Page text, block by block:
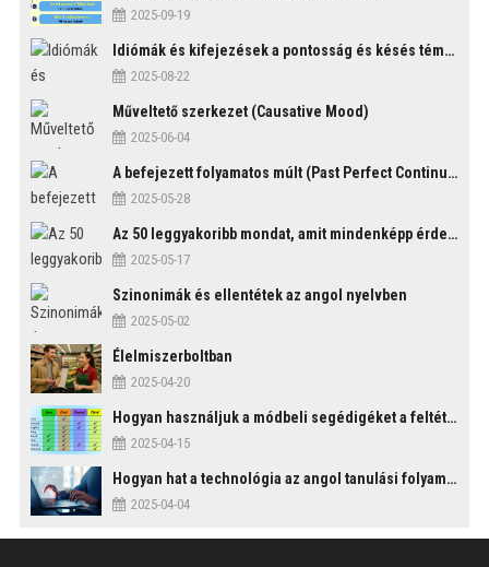
2025-09-19
Idiómák és kifejezések a pontosság és késés témakörében
2025-08-22
Műveltető szerkezet (Causative Mood)
2025-06-04
A befejezett folyamatos múlt (Past Perfect Continuous Tense)
2025-05-28
Az 50 leggyakoribb mondat, amit mindenképp érdemes tudni
2025-05-17
Szinonimák és ellentétek az angol nyelvben
2025-05-02
Élelmiszerboltban
2025-04-20
Hogyan használjuk a módbeli segédigéket a feltételes mondatszerkezetekben?
2025-04-15
Hogyan hat a technológia az angol tanulási folyamatokra?
2025-04-04